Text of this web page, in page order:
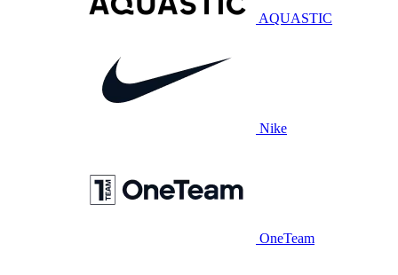
AQUASTIC
Nike
OneTeam